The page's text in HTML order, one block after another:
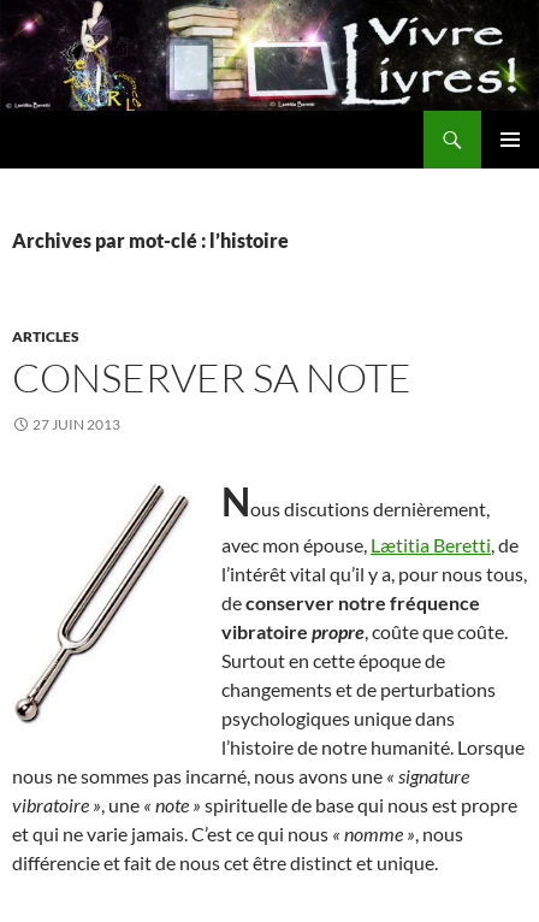
Aller
au
contenu
Archives par mot-clé : l’histoire
ARTICLES
CONSERVER SA NOTE
27 JUIN 2013
Nous discutions dernièrement,
avec mon épouse, Lætitia Beretti , de
l’intérêt vital qu’il y a, pour nous tous,
deconserver notre fréquence
vibratoire propre , coûte que coûte.
Surtout en cette époque de
changements et de perturbations
psychologiques unique dans
l’histoire de notre humanité. Lorsque
nous ne sommes pas incarné, nous avons une « signature
vibratoire » , une « note » spirituelle de base qui nous est propre
et qui ne varie jamais. C’est ce qui nous « nomme » , nous
différencie et fait de nous cet être distinct et unique.